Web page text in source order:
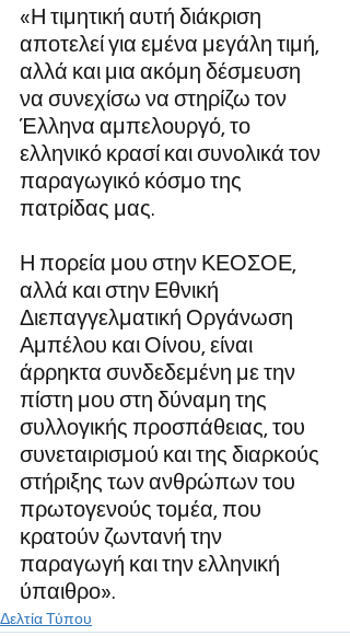
«Η τιμητική αυτή διάκριση
αποτελεί για εμένα μεγάλη τιμή,
αλλά και μια ακόμη δέσμευση
να συνεχίσω να στηρίζω τον
Έλληνα αμπελουργό, το
ελληνικό κρασί και συνολικά τον
παραγωγικό κόσμο της
πατρίδας μας.
Η πορεία μου στην ΚΕΟΣΟΕ,
αλλά και στην Εθνική
Διεπαγγελματική Οργάνωση
Αμπέλου και Οίνου, είναι
άρρηκτα συνδεδεμένη με την
πίστη μου στη δύναμη της
συλλογικής προσπάθειας, του
συνεταιρισμού και της διαρκούς
στήριξης των ανθρώπων του
πρωτογενούς τομέα, που
κρατούν ζωντανή την
παραγωγή και την ελληνική
ύπαιθρο».
Δελτία Τύπου